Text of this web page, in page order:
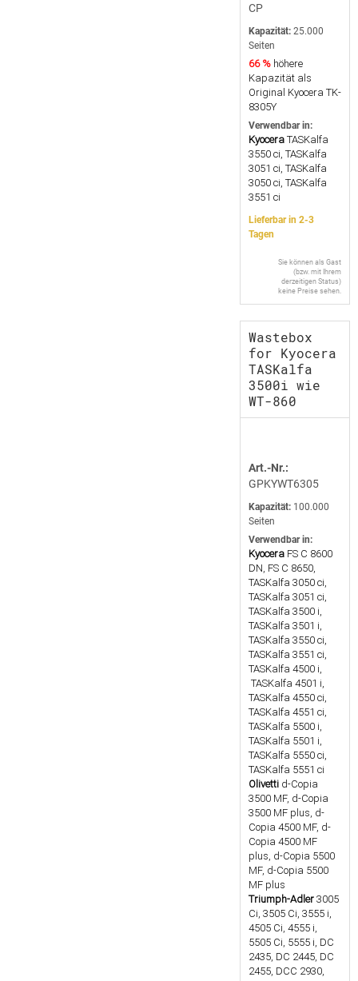
CP
Kapazität: 25.000
Seiten
66 % höhere
Kapazität als
Original Kyocera TK-
8305Y
Verwendbar in:
Kyocera TASKalfa
3550 ci, TASKalfa
3051 ci, TASKalfa
3050 ci, TASKalfa
3551 ci
Lieferbar in 2-3
Tagen
Sie können als Gast
(bzw. mit Ihrem
derzeitigen Status)
keine Preise sehen.
Wastebox
for Kyocera
TASKalfa
3500i wie
WT-860
Art.-Nr.:
GPKYWT6305
Kapazität: 100.000
Seiten
Verwendbar in:
Kyocera FS C 8600
DN, FS C 8650,
TASKalfa 3050 ci,
TASKalfa 3051 ci,
TASKalfa 3500 i,
TASKalfa 3501 i,
TASKalfa 3550 ci,
TASKalfa 3551 ci,
TASKalfa 4500 i,
TASKalfa 4501 i,
TASKalfa 4550 ci,
TASKalfa 4551 ci,
TASKalfa 5500 i,
TASKalfa 5501 i,
TASKalfa 5550 ci,
TASKalfa 5551 ci
Olivetti d-Copia
3500 MF, d-Copia
3500 MF plus, d-
Copia 4500 MF, d-
Copia 4500 MF
plus, d-Copia 5500
MF, d-Copia 5500
MF plus
Triumph-Adler 3005
Ci, 3505 Ci, 3555 i,
4505 Ci, 4555 i,
5505 Ci, 5555 i, DC
2435, DC 2445, DC
2455, DCC 2930,